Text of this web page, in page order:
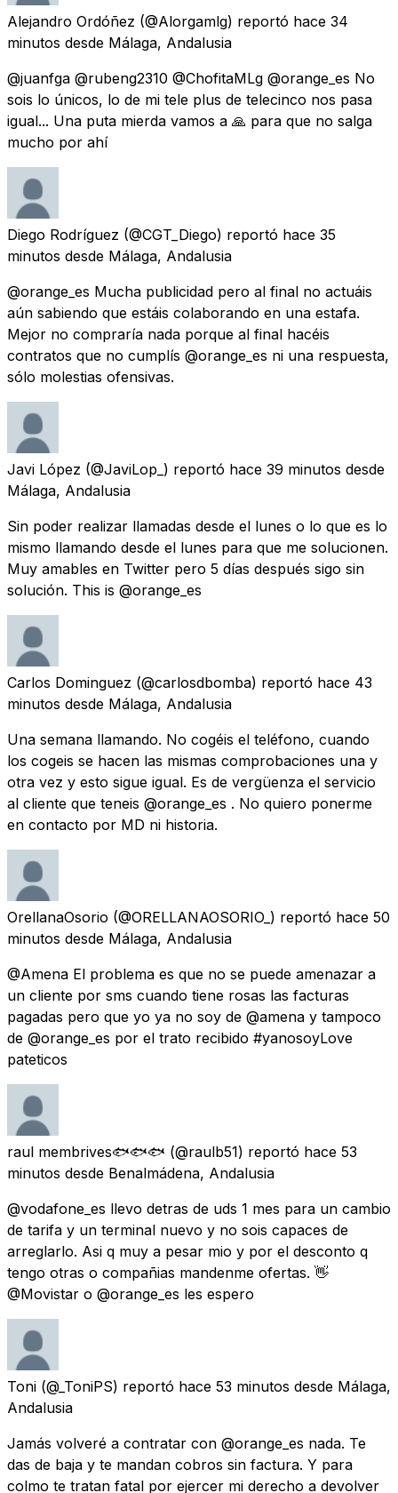
Alejandro Ordóñez (@Alorgamlg) reportó hace 34
minutos desde Málaga, Andalusia
@juanfga @rubeng2310 @ChofitaMLg @orange_es No
sois lo únicos, lo de mi tele plus de telecinco nos pasa
igual... Una puta mierda vamos a 🙏 para que no salga
mucho por ahí
Diego Rodríguez (@CGT_Diego) reportó hace 35
minutos desde Málaga, Andalusia
@orange_es Mucha publicidad pero al final no actuáis
aún sabiendo que estáis colaborando en una estafa.
Mejor no compraría nada porque al final hacéis
contratos que no cumplís @orange_es ni una respuesta,
sólo molestias ofensivas.
Javi López (@JaviLop_) reportó hace 39 minutos desde
Málaga, Andalusia
Sin poder realizar llamadas desde el lunes o lo que es lo
mismo llamando desde el lunes para que me solucionen.
Muy amables en Twitter pero 5 días después sigo sin
solución. This is @orange_es
Carlos Dominguez (@carlosdbomba) reportó hace 43
minutos desde Málaga, Andalusia
Una semana llamando. No cogéis el teléfono, cuando
los cogeis se hacen las mismas comprobaciones una y
otra vez y esto sigue igual. Es de vergüenza el servicio
al cliente que teneis @orange_es . No quiero ponerme
en contacto por MD ni historia.
OrellanaOsorio (@ORELLANAOSORIO_) reportó hace 50
minutos desde Málaga, Andalusia
@Amena El problema es que no se puede amenazar a
un cliente por sms cuando tiene rosas las facturas
pagadas pero que yo ya no soy de @amena y tampoco
de @orange_es por el trato recibido #yanosoyLove
pateticos
raul membrives🐟🐟🐟 (@raulb51) reportó hace 53
minutos desde Benalmádena, Andalusia
@vodafone_es llevo detras de uds 1 mes para un cambio
de tarifa y un terminal nuevo y no sois capaces de
arreglarlo. Asi q muy a pesar mio y por el desconto q
tengo otras o compañias mandenme ofertas. 👋
@Movistar o @orange_es les espero
Toni (@_ToniPS) reportó hace 53 minutos desde Málaga,
Andalusia
Jamás volveré a contratar con @orange_es nada. Te
das de baja y te mandan cobros sin factura. Y para
colmo te tratan fatal por ejercer mi derecho a devolver